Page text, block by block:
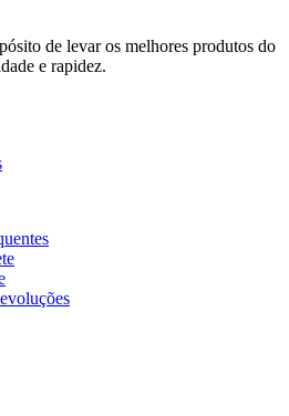
de levar os melhores produtos do
e rapidez.